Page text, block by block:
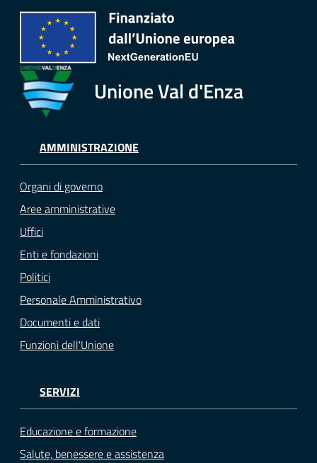
Unione Val d'Enza
AMMINISTRAZIONE
Organi di governo
Aree amministrative
Uffici
Enti e fondazioni
Politici
Personale Amministrativo
Documenti e dati
Funzioni dell'Unione
SERVIZI
Educazione e formazione
Salute, benessere e assistenza